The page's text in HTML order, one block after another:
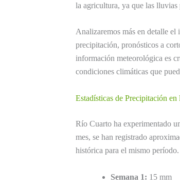
la agricultura, ya que las lluvias
Analizaremos más en detalle
precipitación, pronósticos a
información meteorológica es
condiciones climáticas que
Estadísticas de Precipitación
Río Cuarto ha experimentado
mes, se han registrado
histórica para el mismo
Semana 1: 15 mm